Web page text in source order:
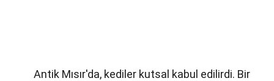
Antik Mısır'da, kediler kutsal kabul edilirdi. Bir